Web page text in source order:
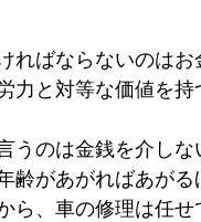
ばならないのは
力と対等な価値を持
のは金銭を介し
齢があがればあが
ら、車の修理は任